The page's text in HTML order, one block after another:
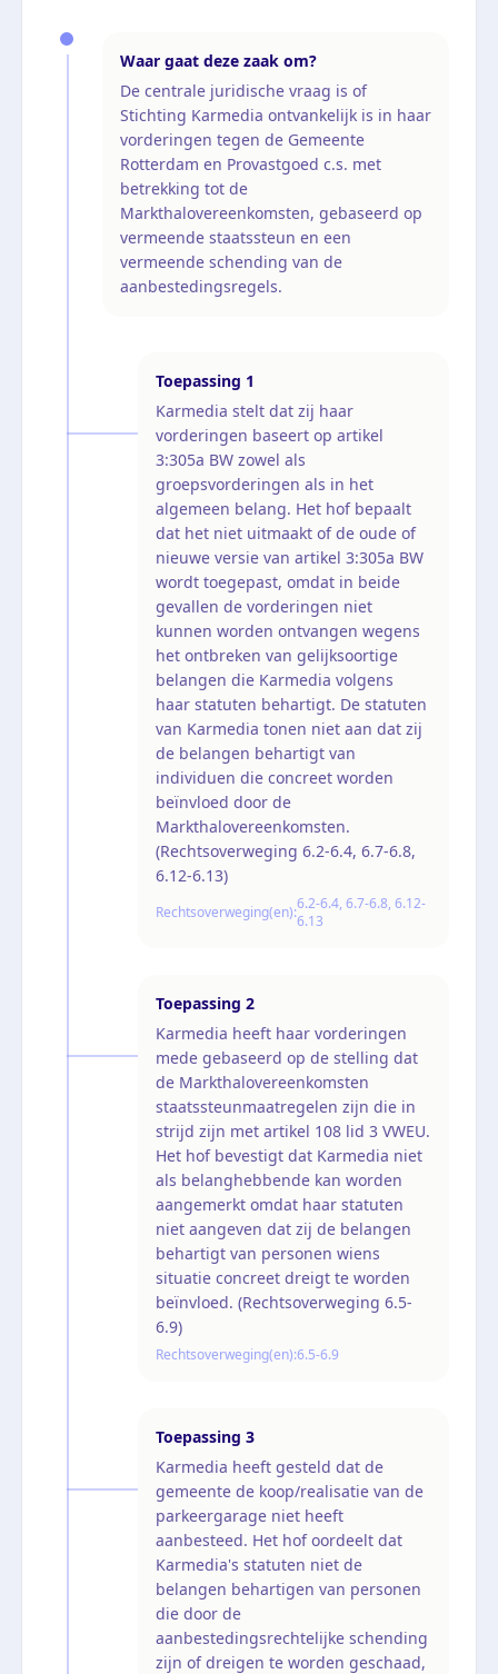
Waar gaat deze zaak om?
De centrale juridische vraag is of
Stichting Karmedia ontvankelijk is in haar
vorderingen tegen de Gemeente
Rotterdam en Provastgoed c.s. met
betrekking tot de
Markthalovereenkomsten, gebaseerd op
vermeende staatssteun en een
vermeende schending van de
aanbestedingsregels.
Toepassing 1
Karmedia stelt dat zij haar
vorderingen baseert op artikel
3:305a BW zowel als
groepsvorderingen als in het
algemeen belang. Het hof bepaalt
dat het niet uitmaakt of de oude of
nieuwe versie van artikel 3:305a BW
wordt toegepast, omdat in beide
gevallen de vorderingen niet
kunnen worden ontvangen wegens
het ontbreken van gelijksoortige
belangen die Karmedia volgens
haar statuten behartigt. De statuten
van Karmedia tonen niet aan dat zij
de belangen behartigt van
individuen die concreet worden
beïnvloed door de
Markthalovereenkomsten.
(Rechtsoverweging 6.2-6.4, 6.7-6.8,
6.12-6.13)
Rechtsoverweging(en):6.2-6.4, 6.7-6.8, 6.12-
6.13
Toepassing 2
Karmedia heeft haar vorderingen
mede gebaseerd op de stelling dat
de Markthalovereenkomsten
staatssteunmaatregelen zijn die in
strijd zijn met artikel 108 lid 3 VWEU.
Het hof bevestigt dat Karmedia niet
als belanghebbende kan worden
aangemerkt omdat haar statuten
niet aangeven dat zij de belangen
behartigt van personen wiens
situatie concreet dreigt te worden
beïnvloed. (Rechtsoverweging 6.5-
6.9)
Rechtsoverweging(en):6.5-6.9
Toepassing 3
Karmedia heeft gesteld dat de
gemeente de koop/realisatie van de
parkeergarage niet heeft
aanbesteed. Het hof oordeelt dat
Karmedia's statuten niet de
belangen behartigen van personen
die door de
aanbestedingsrechtelijke schending
zijn of dreigen te worden geschaad,